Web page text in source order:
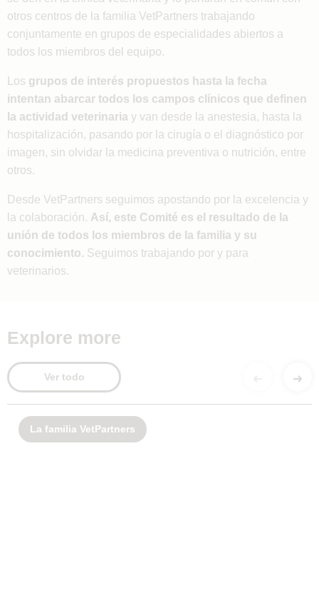
otros centros de la familia VetPartners trabajando
conjuntamente en grupos de especialidades abiertos a
todos los miembros del equipo.
Los grupos de interés propuestos hasta la fecha
intentan abarcar todos los campos clínicos que definen
la actividad veterinaria y van desde la anestesia, hasta la
hospitalización, pasando por la cirugía o el diagnóstico por
imagen, sin olvidar la medicina preventiva o nutrición, entre
otros.
Desde VetPartners seguimos apostando por la excelencia y
la colaboración. Así, este Comité es el resultado de la
unión de todos los miembros de la familia y su
conocimiento. Seguimos trabajando por y para
veterinarios.
Explore more
Ver todo
La familia VetPartners